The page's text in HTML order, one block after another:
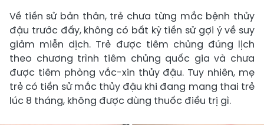
Về tiền sử bản thân, trẻ chưa từng mắc bệnh thủy
đậu trước đấy, không có bất kỳ tiền sử gợi ý về suy
giảm miễn dịch. Trẻ được tiêm chủng đúng lịch
theo chương trình tiêm chủng quốc gia và chưa
được tiêm phòng vắc-xin thủy đậu. Tuy nhiên, mẹ
trẻ có tiền sử mắc thủy đậu khi đang mang thai trẻ
lúc 8 tháng, không được dùng thuốc điều trị gì.